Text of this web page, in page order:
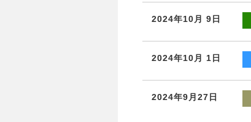
2024年10月 9日
2024年10月 1日
2024年9月27日